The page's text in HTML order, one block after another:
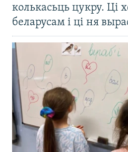
колькасьць цукру. Ці
беларусам і ці ня